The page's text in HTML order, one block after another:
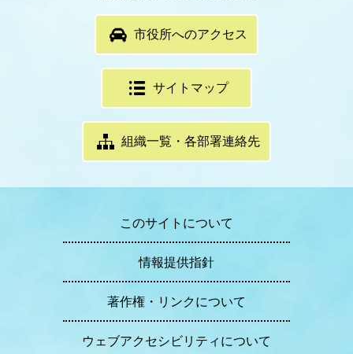
市役所へのアクセス
サイトマップ
組織一覧・各部署連絡先
このサイトについて
情報提供指針
著作権・リンクについて
ウェブアクセシビリティについて